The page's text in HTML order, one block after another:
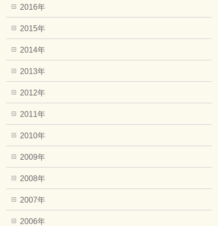
2016年
2015年
2014年
2013年
2012年
2011年
2010年
2009年
2008年
2007年
2006年